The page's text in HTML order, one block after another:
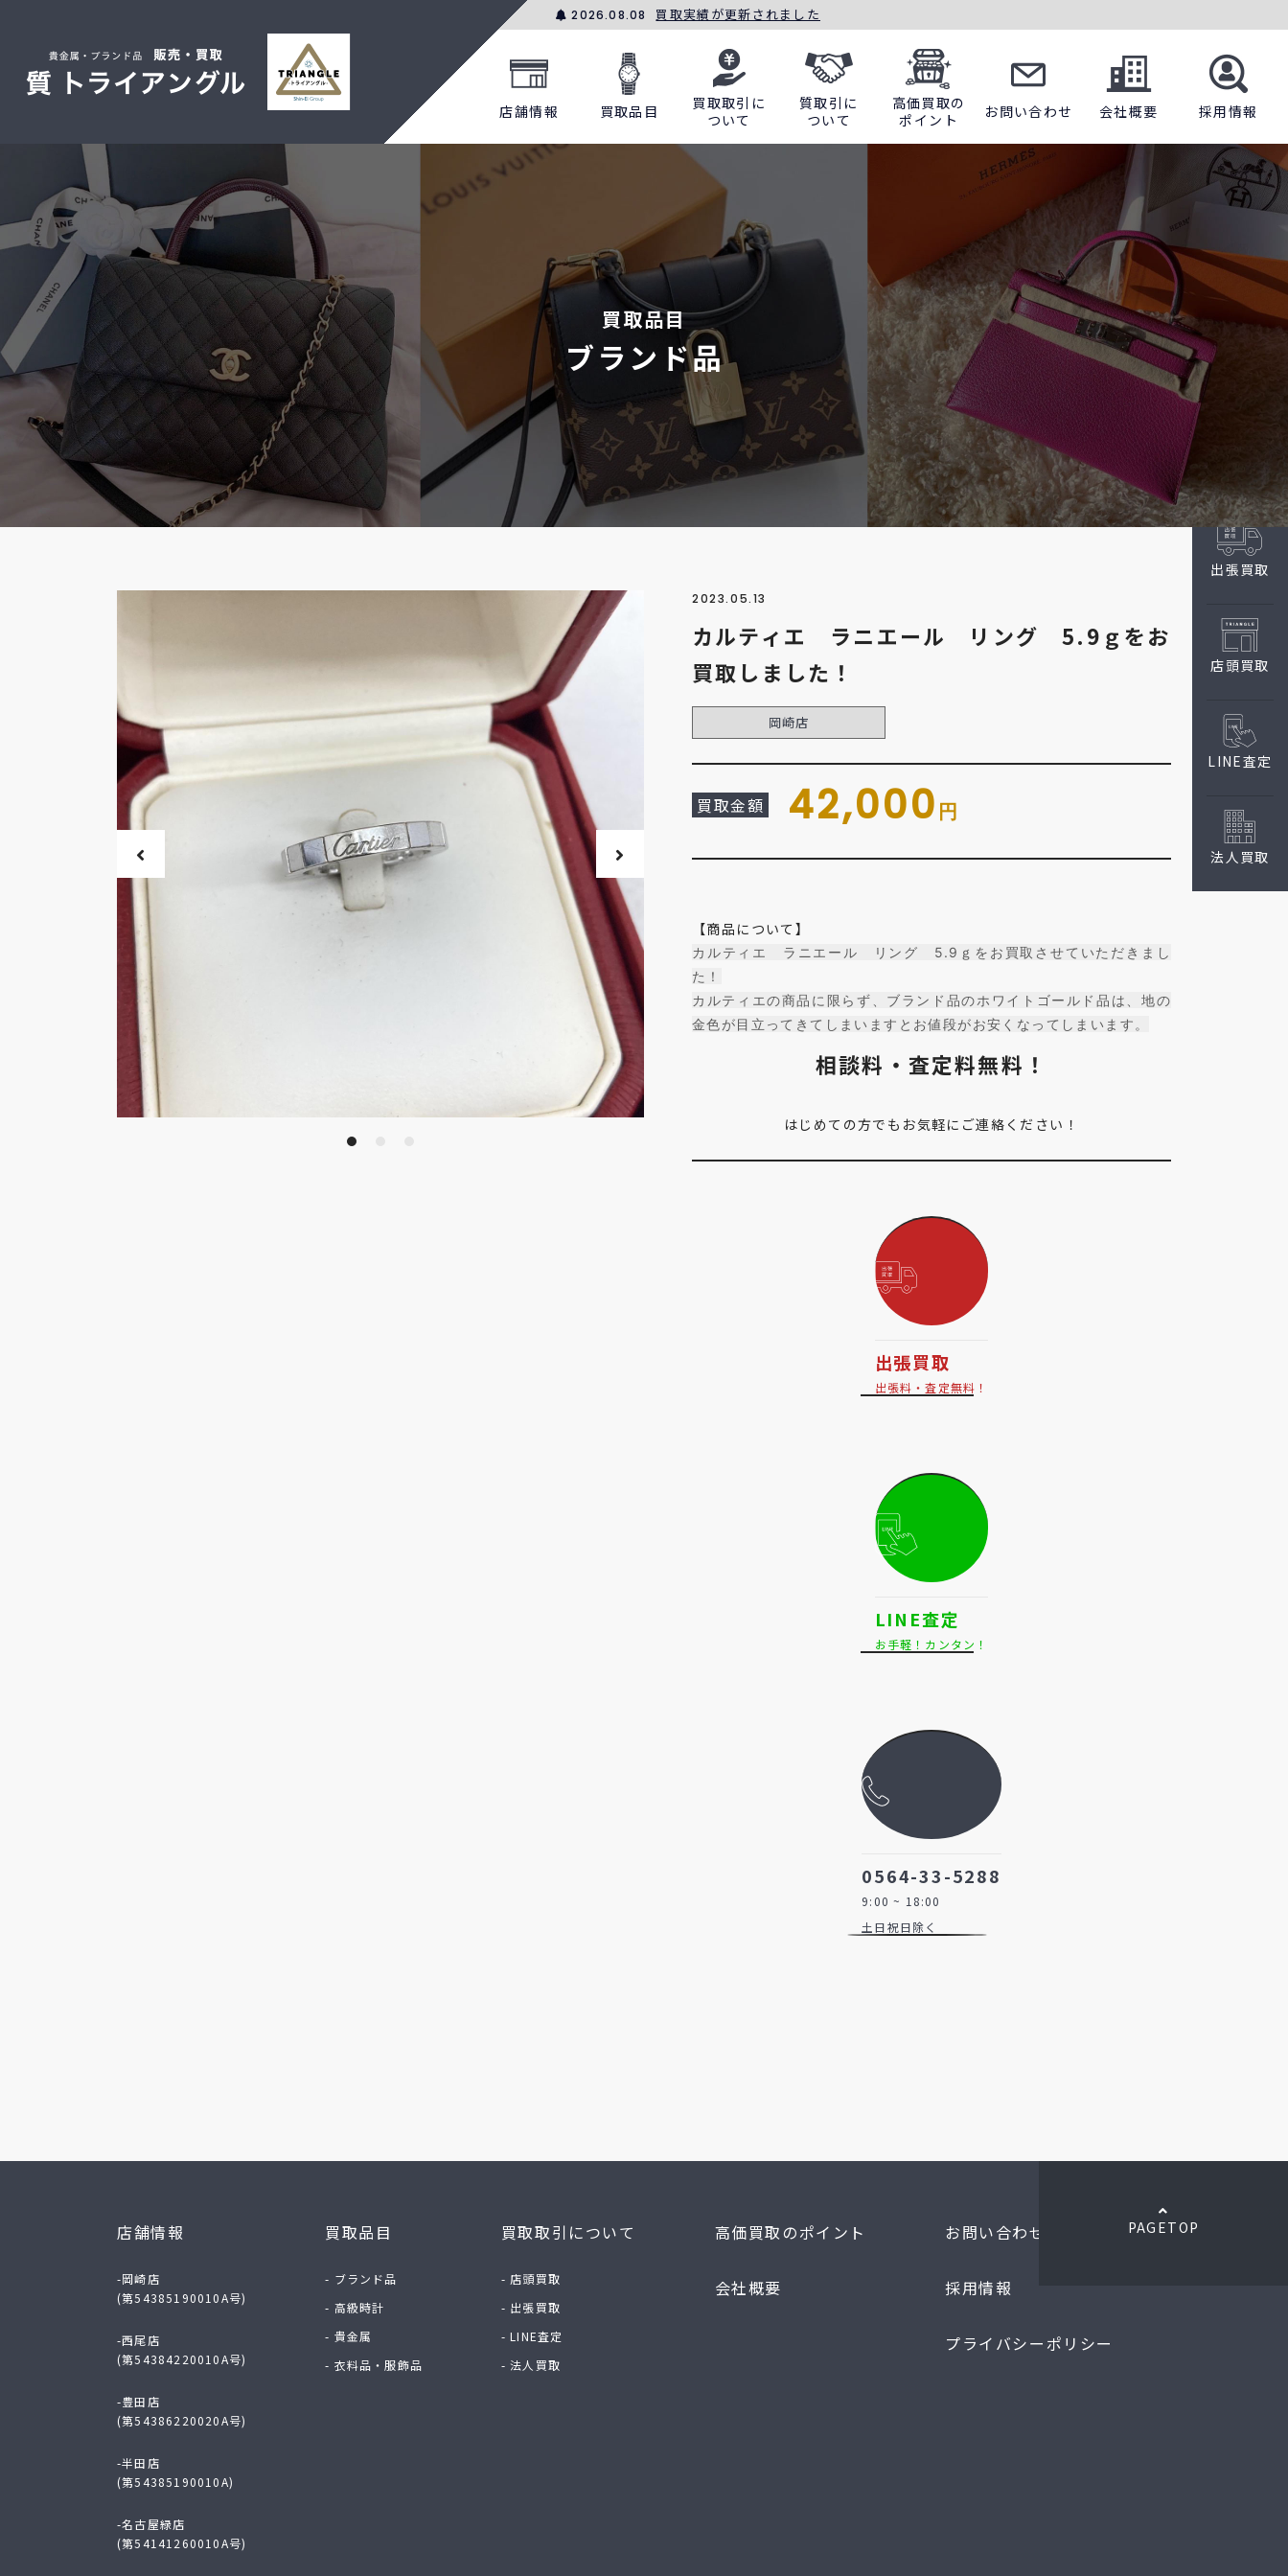
2026.08.08 買取実績が更新されました
店舗情報 買取品目
買取取引に
ついて
質取引に
ついて
高価買取の
ポイント
お問い合わせ 会社概要 採用情報
出張買取
店頭買取
LINE査定
法人買取
買取品目
ブランド品
2023.05.13
カルティエ ラニエール リング 5.9ｇをお
買取しました！
岡崎店
買取金額 42,000 円
【商品について】
カルティエ ラニエール リング 5.9ｇをお買取させていただきまし
た！
カルティエの商品に限らず、ブランド品のホワイトゴールド品は、地の
金色が目立ってきてしまいますとお値段がお安くなってしまいます。
相談料・査定料無料！
はじめての方でもお気軽にご連絡ください！
出張買取
出張料・査定無料！
LINE査定
お手軽！カンタン！
0564-33-5288
9:00 ~ 18:00
土日祝日除く
PAGETOP
店舗情報
-岡崎店
(第54385190010A号)
-西尾店
(第54384220010A号)
-豊田店
(第54386220020A号)
-半田店
(第54385190010A)
-名古屋緑店
(第54141260010A号)
買取品目
- ブランド品
- 高級時計
- 貴金属
- 衣料品・服飾品
買取取引について
- 店頭買取
- 出張買取
- LINE査定
- 法人買取
高価買取のポイント
会社概要
お問い合わせ
採用情報
プライバシーポリシー